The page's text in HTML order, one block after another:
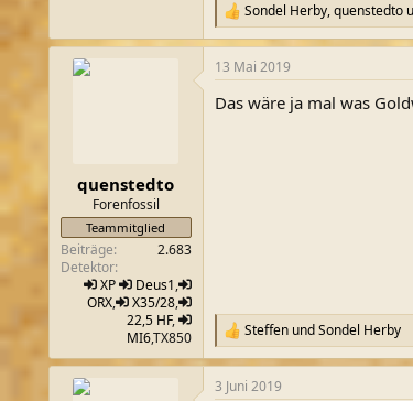
R
e
a
k
i
Sondel Herby,quenstedto
quenstedto
Forenfossil
Teammitglied
Beiträge
2.683
Detektor
XP
Deus1,
ORX, X35/28,
22,5 HF,
MI6,TX850
13 Mai 2019
Das wäre ja mal was
R
e
a
k
SteffenundSondel Herby
3 Juni 2019